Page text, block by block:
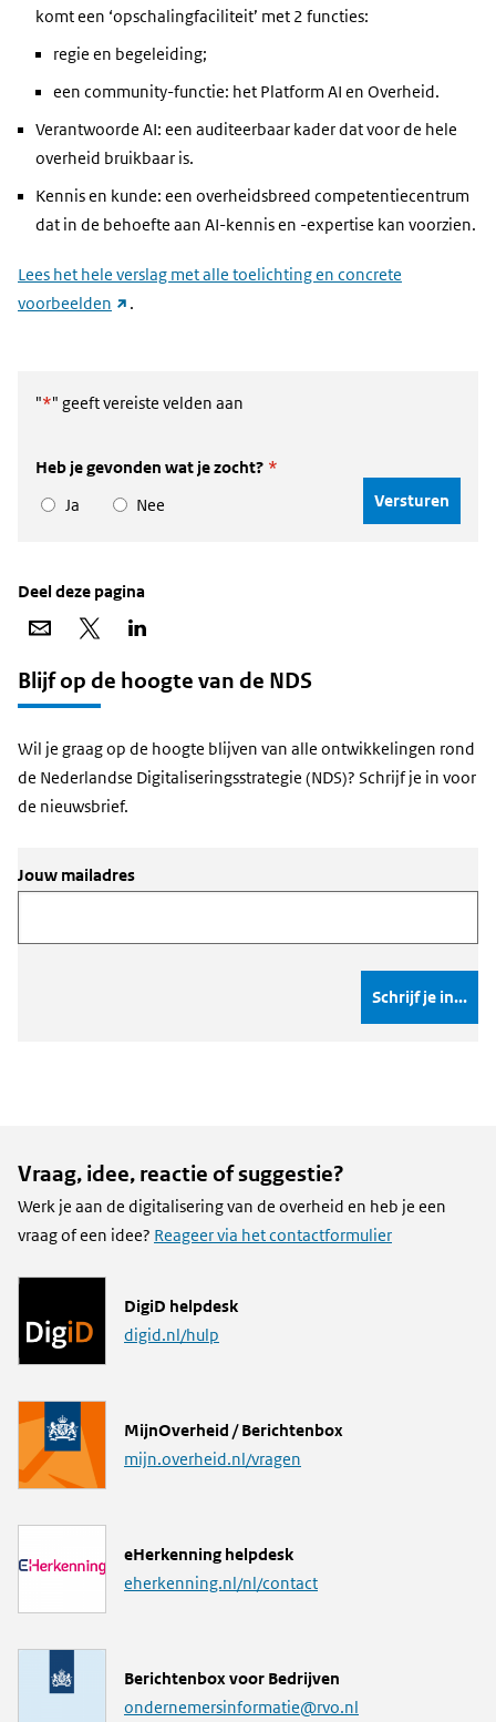
komt een ‘opschalingfaciliteit’ met 2 functies:
regie en begeleiding;
een community-functie: het Platform AI en Overheid.
Verantwoorde AI: een auditeerbaar kader dat voor de hele
overheid bruikbaar is.
Kennis en kunde: een overheidsbreed competentiecentrum
dat in de behoefte aan AI-kennis en -expertise kan voorzien.
Lees het hele verslag met alle toelichting en concrete
voorbeelden (link.
"*" geeft vereiste velden aan
Heb je gevonden wat je zocht? *
Ja
Nee
Deel deze pagina
Deel
Deel
Blijf op de hoogte van de NDS
Wil je graag op de hoogte blijven van alle ontwikkelingen rond
de Nederlandse Digitaliseringsstrategie (NDS)? Schrijf je in voor
de nieuwsbrief.
Jouw mailadres
Vraag, idee, reactie of suggestie?
Werk je aan de digitalisering van de overheid en heb je een
vraag of een idee? Reageer via het contactformulier
L
i
DigiD helpdesk
digid.nl/hulp
L
i
MijnOverheid / Berichtenbox
mijn.overheid.nl/vragen
L
i
eHerkenning helpdesk
eherkenning.nl/nl/contact
M
a
Berichtenbox voor Bedrijven
ondernemersinformatie@rvo.nl